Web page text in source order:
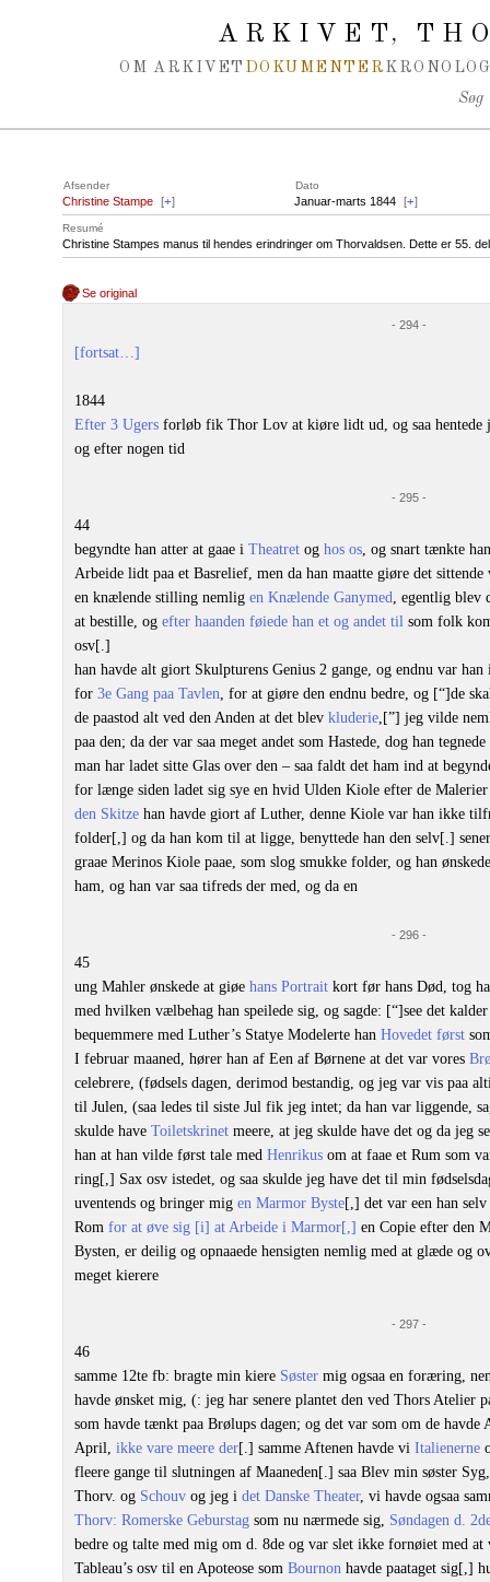
ARKIVET,
OM ARKIVET DOKUMENTER
Søg
Afsender Dato
Christine Stampe [+] Januar-marts 1844 [+]
Resumé
Christine Stampes manus til hendes erindringer om Thorvaldsen. Dette er 55.
Se original
- 294 -
[fortsat…]
1844
Efter 3 Ugers forløb fik Thor Lov at kiøre lidt ud, og saa
og efter nogen tid
- 295 -
44
begyndte han atter at gaae i Theatret og hos os, og snart tænkte
Arbeide lidt paa et Basrelief, men da han maatte giøre det
en knælende stilling nemlig en Knælende Ganymed, egentlig blev
at bestille, og efter haanden føiede han et og andet til som folk
osv[.]
han havde alt giort Skulpturens Genius 2 gange, og endnu var
for 3e Gang paa Tavlen, for at giøre den endnu bedre, og [“]de
de paastod alt ved den Anden at det blev kluderie,[”] jeg vilde
paa den; da der var saa meget andet som Hastede, dog han
man har ladet sitte Glas over den ‒ saa faldt det ham ind at
for længe siden ladet sig sye en hvid Ulden Kiole efter de
den Skitze han havde giort af Luther, denne Kiole var han ikke
folder[,] og da han kom til at ligge, benyttede han den selv[.]
graae Merinos Kiole paae, som slog smukke folder, og han
ham, og han var saa tifreds der med, og da en
- 296 -
45
ung Mahler ønskede at giøe hans Portrait kort før hans Død, tog
med hvilken vælbehag han speilede sig, og sagde: [“]see det
bequemmere med Luther’s Statye Modelerte han Hovedet først
I februar maaned, hører han af Een af Børnene at det var vores
celebrere, (fødsels dagen, derimod bestandig, og jeg var vis paa
til Julen, (saa ledes til siste Jul fik jeg intet; da han var liggende,
skulde have Toiletskrinet meere, at jeg skulde have det og da jeg
han at han vilde først tale med Henrikus om at faae et Rum som
ring[,] Sax osv istedet, og saa skulde jeg have det til min
uventends og bringer mig en Marmor Byste[,] det var een han
Rom for at øve sig [i] at Arbeide i Marmor[,] en Copie efter den
Bysten, er deilig og opnaaede hensigten nemlig med at glæde og
meget kierere
- 297 -
46
samme 12te fb: bragte min kiere Søster mig ogsaa en foræring,
havde ønsket mig, (: jeg har senere plantet den ved Thors Atelier
som havde tænkt paa Brølups dagen; og det var som om de
April, ikke vare meere der[.] samme Aftenen havde vi Italienerne
fleere gange til slutningen af Maaneden[.] saa Blev min søster
Thorv. og Schouv og jeg i det Danske Theater, vi havde ogsaa
Thorv: Romerske Geburstag som nu nærmede sig, Søndagen d.
bedre og talte med mig om d. 8de og var slet ikke fornøiet med at
Tableau’s osv til en Apoteose som Bournon havde paataget sig[,]